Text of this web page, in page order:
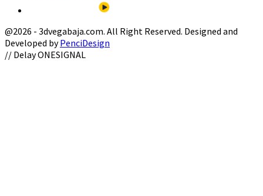
@2026 - 3dvegabaja.com. All Right Reserved. Designed and
Developed byPenciDesign
Facebook
Twitter
Instagram
Youtube
Email
// Delay ONESIGNAL